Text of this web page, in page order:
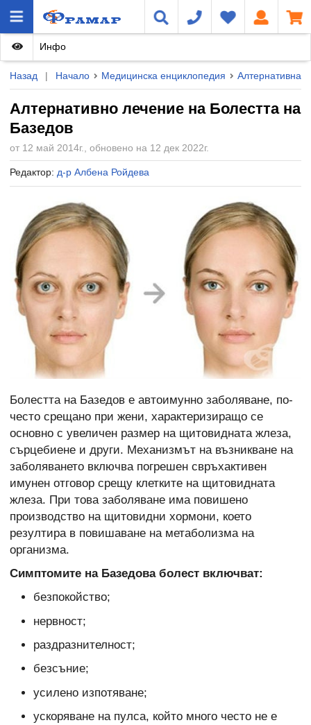
Назад | Начало Медицинска енциклопедия Алтернативна
Алтернативно лечение на Болестта на
Базедов
от 12 май 2014г., обновено на 12 дек 2022г.
Редактор: д-р Албена Ройдева
Инфо
Болестта на Базедов е автоимунно заболяване, по-
често срещано при жени, характеризиращо се
основно с увеличен размер на щитовидната жлеза,
сърцебиене и други. Механизмът на възникване на
заболяването включва погрешен свръхактивен
имунен отговор срещу клетките на щитовидната
жлеза. При това заболяване има повишено
производство на щитовидни хормони, което
резултира в повишаване на метаболизма на
организма.
Симптомите на Базедова болест включват:
безпокойство;
нервност;
раздразнителност;
безсъние;
усилено изпотяване;
ускоряване на пулса, който много често не е